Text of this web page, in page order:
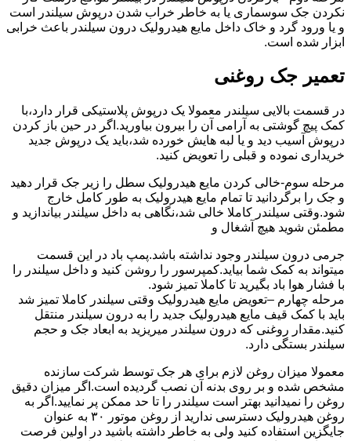
نکردن جک سوسماری یا به خاطر خراب شدن درپوش سیلندر است
و یا ورود گرد و خاک داخل مایع هیدرولیک درون سیلندر باعث خرابی
ابزار شده است.
تعمیر جک روغنی
در قسمت بالایی سیلندر معمولا یک درپوش پلاستیکی قرار دارد،با
کمک پیچ گوشتی به آرامی آن را بیرون بیاورید.اگر در حین باز کردن
درپوش آسیب دید و یا لبه هایش خورده شد،باید یک درپوش جدید
خریداری نموده و قبلی را تعویض کنید.
مرحله سوم-خالی کردن مایع هیدرولیک سطل را زیر جک قرار دهید
و جک را برگردانید تا تمام مایع هیدرولیک به طور کامل خارج
شود.وقتی سیلندر کاملا خالی شد،نگاهی به داخل سیلندر بیاندازید و
مطمئن شوید هیچ آشغال و
جرمی درون سیلندر وجود نداشته باشد.پمپ باد در این قسمت
میتواند به کمک شما بیاید.کمپرسور را روشن کنید و داخل سیلندر را
با فشار هوا باد بگیرید تا کاملا تمیز شود.
مرحله چهارم –تعویض مایع هیدرولیک وقتی سیلندر کاملا تمیز شد
باید با کمک قیف مایع هیدرولیک جدید را به درون سیلندر منتقل
کنید.مقدار روغنی که درون سیلندر میریزید به ابعاد جک و حجم
سیلندر بستگی دارد.
معمولا میزان روغن لازم برای هر جک توسط شرکت سازنده
مشخص شده و بر روی بدنه آن نصب گردیده است.اگر میزان دقیق
روغن را نمیدانید بهتر است سیلندر را تا حد ممکن پر نمایید.اگر به
روغن هیدرولیک دسترسی ندارید از روغن موتور ۳۰ به عنوان
جایگزین استفاده کنید ولی به خاطر داشته باشید در اولین فرصت